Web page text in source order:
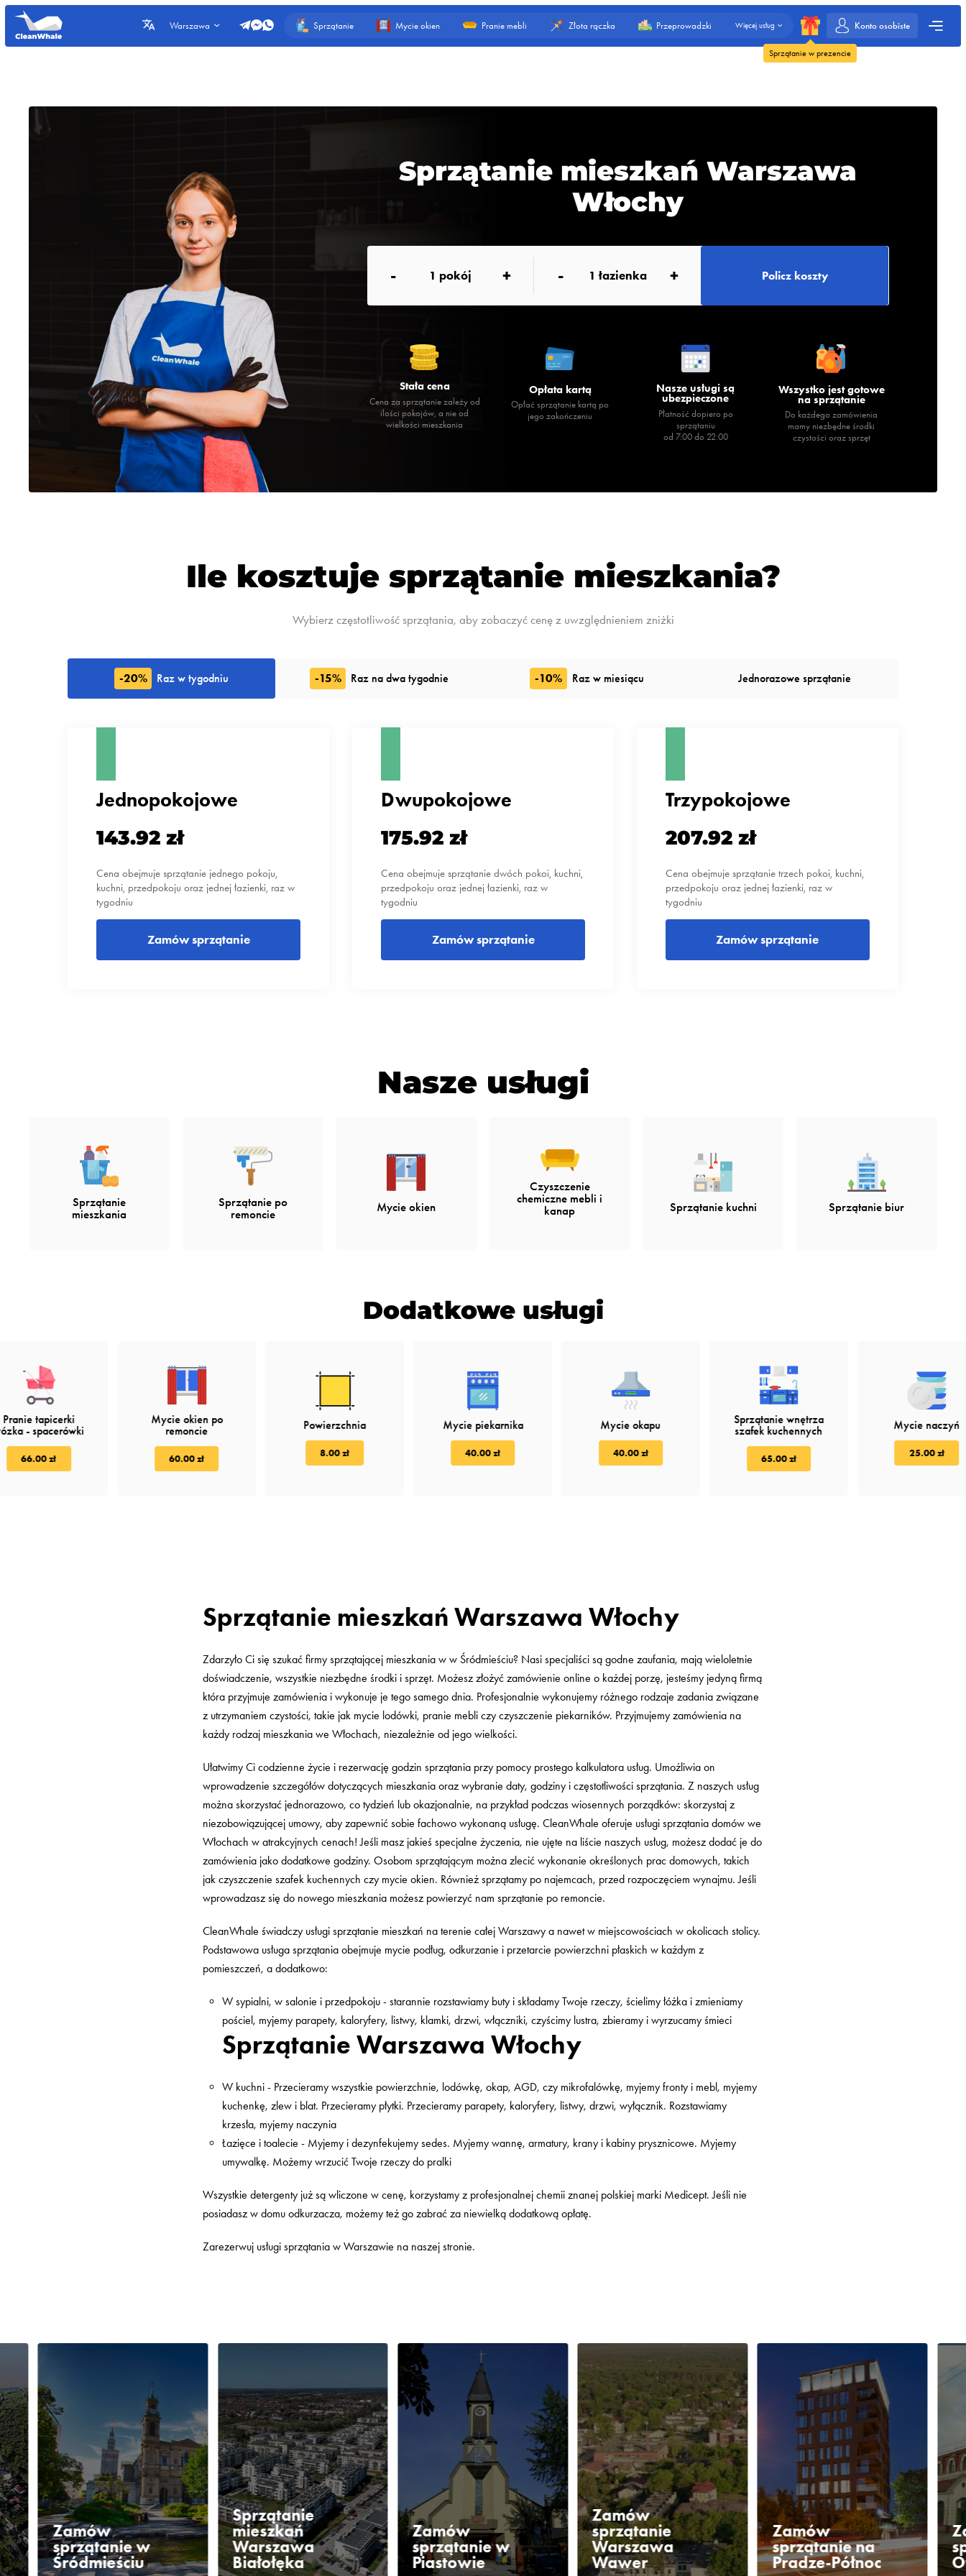
Warszawa Sprzątanie Mycie okien Pranie mebli Złota rączka Przeprowadzki Więcej usług
Sprzątanie w prezencie
Konto osobiste
Sprzątanie mieszkań Warszawa
Włochy
- 1 pokój + - 1 łazienka + Policz koszty
Stała cena
Cena za sprzątanie zależy od
ilości pokojów, a nie od
wielkości mieszkania
Opłata kartą
Opłać sprzątanie kartą po
jego zakończeniu
Nasze usługi są
ubezpieczone
Płatność dopiero po
sprzątaniu
od 7:00 do 22:00
Wszystko jest gotowe
na sprzątanie
Do każdego zamówienia
mamy niezbędne środki
czystości oraz sprzęt
Ile kosztuje sprzątanie mieszkania?
Wybierz częstotliwość sprzątania, aby zobaczyć cenę z uwzględnieniem zniżki
-20% Raz w tygodniu -15% Raz na dwa tygodnie -10% Raz w miesiącu Jednorazowe sprzątanie
Jednopokojowe
143.92 zł
Cena obejmuje sprzątanie jednego pokoju,
kuchni, przedpokoju oraz jednej łazienki, raz w
tygodniu
Zamów sprzątanie
Dwupokojowe
175.92 zł
Cena obejmuje sprzątanie dwóch pokoi, kuchni,
przedpokoju oraz jednej łazienki, raz w
tygodniu
Zamów sprzątanie
Trzypokojowe
207.92 zł
Cena obejmuje sprzątanie trzech pokoi, kuchni,
przedpokoju oraz jednej łazienki, raz w
tygodniu
Zamów sprzątanie
Nasze usługi
Sprzątanie
mieszkania
Sprzątanie po
remoncie
Mycie okien
Czyszczenie
chemiczne mebli i
kanap
Sprzątanie kuchni Sprzątanie biur
Dodatkowe usługi
Pranie tapicerki
- spacerówki
66.00 zł
Mycie okien po
remoncie
60.00 zł
Powierzchnia
8.00 zł
Mycie piekarnika
40.00 zł
Mycie okapu
40.00 zł
Sprzątanie wnętrza
szafek kuchennych
65.00 zł
Mycie naczyń
25.00 zł
Sprzątanie mieszkań Warszawa Włochy
Zdarzyło Ci się szukać firmy sprzątającej mieszkania w w Śródmieściu? Nasi specjaliści są godne zaufania, mają wieloletnie
doświadczenie, wszystkie niezbędne środki i sprzęt. Możesz złożyć zamówienie online o każdej porzę, jesteśmy jedyną firmą
która przyjmuje zamówienia i wykonuje je tego samego dnia. Profesjonalnie wykonujemy różnego rodzaje zadania związane
z utrzymaniem czystości, takie jak mycie lodówki, pranie mebli czy czyszczenie piekarników. Przyjmujemy zamówienia na
każdy rodzaj mieszkania we Włochach, niezależnie od jego wielkości.
Ułatwimy Ci codzienne życie i rezerwację godzin sprzątania przy pomocy prostego kalkulatora usług. Umożliwia on
wprowadzenie szczegółów dotyczących mieszkania oraz wybranie daty, godziny i częstotliwości sprzątania. Z naszych usług
można skorzystać jednorazowo, co tydzień lub okazjonalnie, na przykład podczas wiosennych porządków: skorzystaj z
niezobowiązującej umowy, aby zapewnić sobie fachowo wykonaną usługę. CleanWhale oferuje usługi sprzątania domów we
Włochach w atrakcyjnych cenach! Jeśli masz jakieś specjalne życzenia, nie ujęte na liście naszych usług, możesz dodać je do
zamówienia jako dodatkowe godziny. Osobom sprzątającym można zlecić wykonanie określonych prac domowych, takich
jak czyszczenie szafek kuchennych czy mycie okien. Również sprzątamy po najemcach, przed rozpoczęciem wynajmu. Jeśli
wprowadzasz się do nowego mieszkania możesz powierzyć nam sprzątanie po remoncie.
CleanWhale świadczy usługi sprzątanie mieszkań na terenie całej Warszawy a nawet w miejscowościach w okolicach stolicy.
Podstawowa usługa sprzątania obejmuje mycie podług, odkurzanie i przetarcie powierzchni płaskich w każdym z
pomieszczeń, a dodatkowo:
W sypialni, w salonie i przedpokoju - starannie rozstawiamy buty i składamy Twoje rzeczy, ścielimy łóżka i zmieniamy
pościel, myjemy parapety, kaloryfery, listwy, klamki, drzwi, włączniki, czyścimy lustra, zbieramy i wyrzucamy śmieci
Sprzątanie Warszawa Włochy
W kuchni - Przecieramy wszystkie powierzchnie, lodówkę, okap, AGD, czy mikrofalówkę, myjemy fronty i mebl, myjemy
kuchenkę, zlew i blat. Przecieramy płytki. Przecieramy parapety, kaloryfery, listwy, drzwi, wyłącznik. Rozstawiamy
krzesła, myjemy naczynia
Łazięce i toalecie - Myjemy i dezynfekujemy sedes. Myjemy wannę, armatury, krany i kabiny prysznicowe. Myjemy
umywalkę. Możemy wrzucić Twoje rzeczy do pralki
Wszystkie detergenty już są wliczone w cenę, korzystamy z profesjonalnej chemii znanej polskiej marki Medicept. Jeśli nie
posiadasz w domu odkurzacza, możemy też go zabrać za niewielką dodatkową opłatę.
Zarezerwuj usługi sprzątania w Warszawie na naszej stronie.
Zamów
sprzątanie w
Śródmieściu
Sprzątanie
mieszkań
Warszawa
Białołęka
Zamów
sprzątanie w
Piastowie
Zamów
sprzątanie
Warszawa
Wawer
Zamów
sprzątanie na
Pradze-Północ